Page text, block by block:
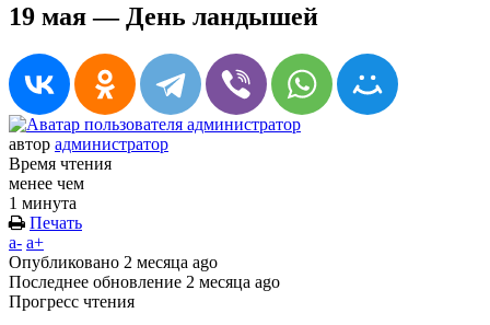
19 мая — День ландышей
автор администратор
Время чтения
менее чем
1 минута
Печать
a- a+
Опубликовано 2 месяца ago
Последнее обновление 2 месяца ago
Прогресс чтения